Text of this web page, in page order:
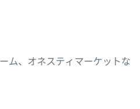
ム、オネスティマーケットな